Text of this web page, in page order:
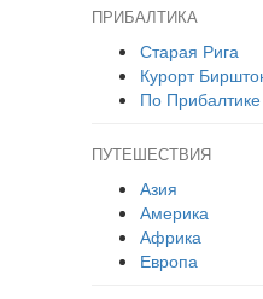
ПРИБАЛТИКА
Старая Рига
Курорт
По Прибалтике
ПУТЕШЕСТВИЯ
Азия
Америка
Африка
Европа